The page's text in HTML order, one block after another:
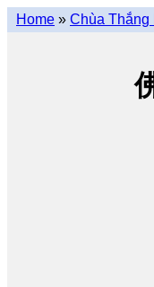
Home » Chùa Thắng